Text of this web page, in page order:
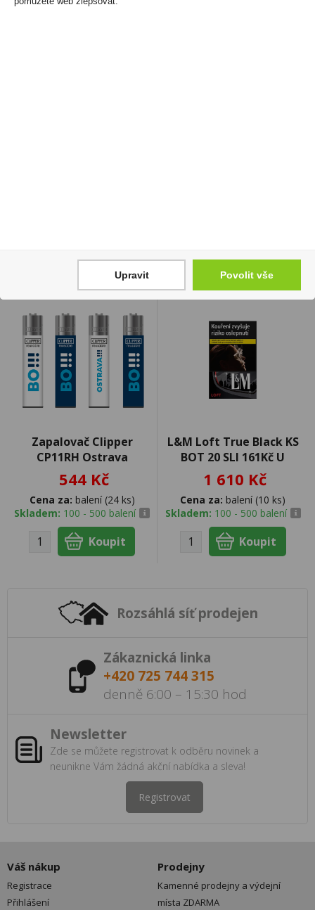
Zapalovač Clipper
CP11RH Ostrava
544 Kč
Cena za: balení (24 ks)
Skladem: 100 - 500 balení
L&M Loft True Black KS
BOT 20 SLI 161Kč U
1 610 Kč
Cena za: balení (10 ks)
Skladem: 100 - 500 balení
Rozsáhlá síť prodejen
Zákaznická linka
+420 725 744 315
denně 6:00 – 15:30 hod
Newsletter
Zde se můžete registrovat k odběru novinek a
neunikne Vám žádná akční nabídka a sleva!
Registrovat
Váš nákup
Registrace
Přihlášení
Prodejny
Kamenné prodejny a výdejní
místa ZDARMA
Upravit Povolit vše